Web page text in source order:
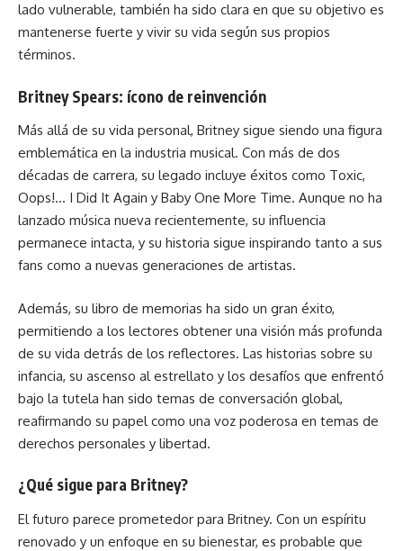
lado vulnerable, también ha sido clara en que su objetivo es
mantenerse fuerte y vivir su vida según sus propios
términos.
Britney Spears: ícono de reinvención
Más allá de su vida personal, Britney sigue siendo una figura
emblemática en la industria musical. Con más de dos
décadas de carrera, su legado incluye éxitos como Toxic,
Oops!… I Did It Again y Baby One More Time. Aunque no ha
lanzado música nueva recientemente, su influencia
permanece intacta, y su historia sigue inspirando tanto a sus
fans como a nuevas generaciones de artistas.
Además, su libro de memorias ha sido un gran éxito,
permitiendo a los lectores obtener una visión más profunda
de su vida detrás de los reflectores. Las historias sobre su
infancia, su ascenso al estrellato y los desafíos que enfrentó
bajo la tutela han sido temas de conversación global,
reafirmando su papel como una voz poderosa en temas de
derechos personales y libertad.
¿Qué sigue para Britney?
El futuro parece prometedor para Britney. Con un espíritu
renovado y un enfoque en su bienestar, es probable que